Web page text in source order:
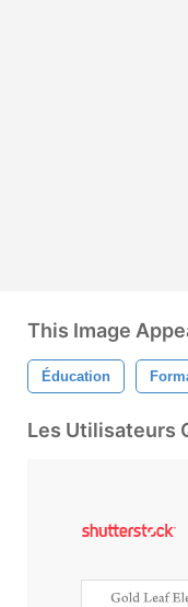
This Image
Éducation
Les Utilisateurs